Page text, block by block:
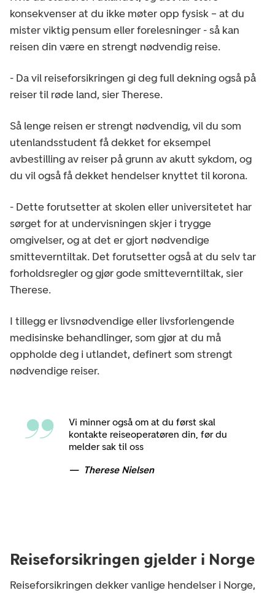
konsekvenser at du ikke møter opp fysisk – at du
mister viktig pensum eller forelesninger - så kan
reisen din være en strengt nødvendig reise.
- Da vil reiseforsikringen gi deg full dekning også på
reiser til røde land, sier Therese.
Så lenge reisen er strengt nødvendig, vil du som
utenlandsstudent få dekket for eksempel
avbestilling av reiser på grunn av akutt sykdom, og
du vil også få dekket hendelser knyttet til korona.
- Dette forutsetter at skolen eller universitetet har
sørget for at undervisningen skjer i trygge
omgivelser, og at det er gjort nødvendige
smitteverntiltak. Det forutsetter også at du selv tar
forholdsregler og gjør gode smitteverntiltak, sier
Therese.
I tillegg er livsnødvendige eller livsforlengende
medisinske behandlinger, som gjør at du må
oppholde deg i utlandet, definert som strengt
nødvendige reiser.
Vi minner også om at du først skal
kontakte reiseoperatøren din, før du
melder sak til oss
Therese Nielsen
Reiseforsikringen gjelder i Norge
Reiseforsikringen dekker vanlige hendelser i Norge,